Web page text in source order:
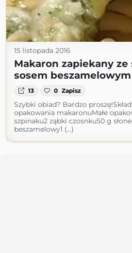
15 listopada 2016
Makaron zapiekany
sosem beszamelowym
13 0 Zapisz
Szybki obiad? Bardzo
opakowania makaronuMałe
szpinaku2 ząbki czosnku50 g
beszamelowy1 (...)